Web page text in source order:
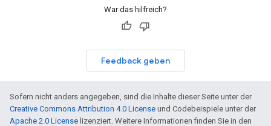
War das hilfreich?
Feedback geben
Sofern nicht anders angegeben, sind die Inhalte dieser Seite unter der
Creative Commons Attribution 4.0 License und Codebeispiele unter der
Apache 2.0 License lizenziert. Weitere Informationen finden Sie in den